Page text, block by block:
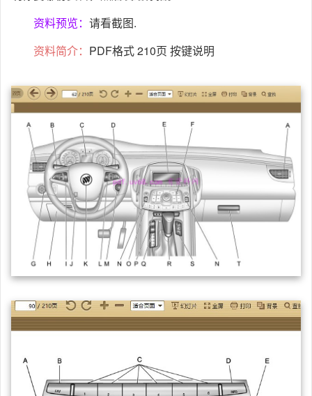
资料预览： 请看截图.
资料简介： PDF格式 210页 按键说明